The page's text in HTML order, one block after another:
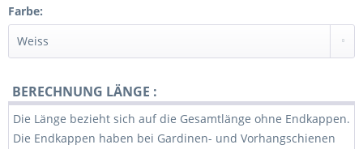
Farbe:
BERECHNUNG LÄNGE :
Die Länge bezieht sich auf die Gesamtlänge ohne Endkappen.
Die Endkappen haben bei Gardinen- und Vorhangschienen